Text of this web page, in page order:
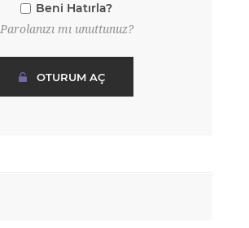
Beni Hatırla?
Parolanızı mı unuttunuz?